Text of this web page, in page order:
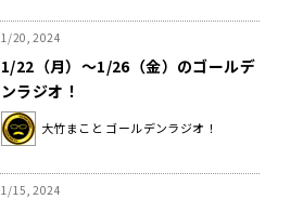
1/20, 2024
1/22（月）～1/26（金）のゴールデ
ンラジオ！
大竹まこと ゴールデンラジオ！
1/15, 2024